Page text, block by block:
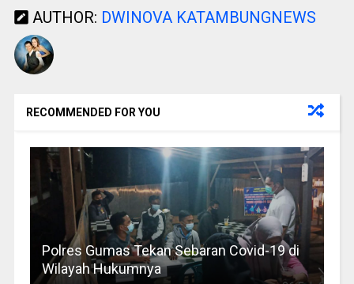
AUTHOR: DWINOVA KATAMBUNGNEWS
RECOMMENDED FOR YOU
Polres Gumas Tekan Sebaran Covid-19 di
Wilayah Hukumnya